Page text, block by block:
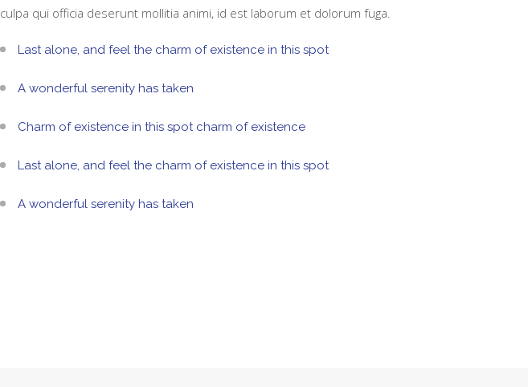
culpa qui officia deserunt mollitia animi, id est laborum et dolorum fuga.
Last alone, and feel the charm of existence in this spot
A wonderful serenity has taken
Charm of existence in this spot charm of existence
Last alone, and feel the charm of existence in this spot
A wonderful serenity has taken